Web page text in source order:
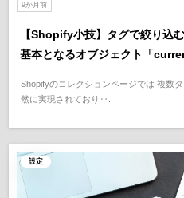
9か月前
【Shopify小技】タグで絞り込
基本となるオブジェクト「
Shopifyのコレクションページでは 複数
然に実現されており‥..
設定